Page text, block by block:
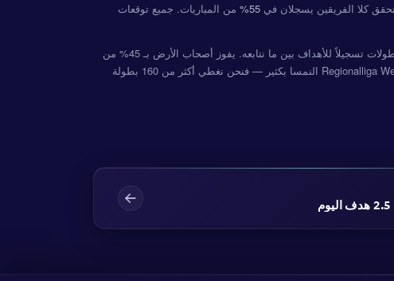
55%
من المباريات. جميع توقعات
يتصدّر Hohenems الترتيب حالياً برصيد 6 نقطة. يُعدّ Regionalliga West النمسا من أكثر البطولات تسجيلاً للأهداف بين ما نتابعه. يفوز أصحاب الأرض بـ 45% من
لدينا مباريات Regionalliga West النمسا بكثير — فنحن نغطي أكثر من 160 بطولة